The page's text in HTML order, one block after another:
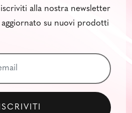
alla nostra newsletter
su nuovi prodotti